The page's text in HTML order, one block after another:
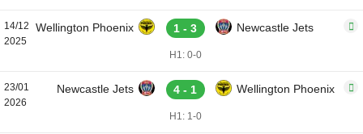
14/12
2025
Wellington Phoenix 1 - 3 Newcastle Jets
H1: 0-0
23/01
2026
Newcastle Jets 4 - 1 Wellington Phoenix
H1: 1-0